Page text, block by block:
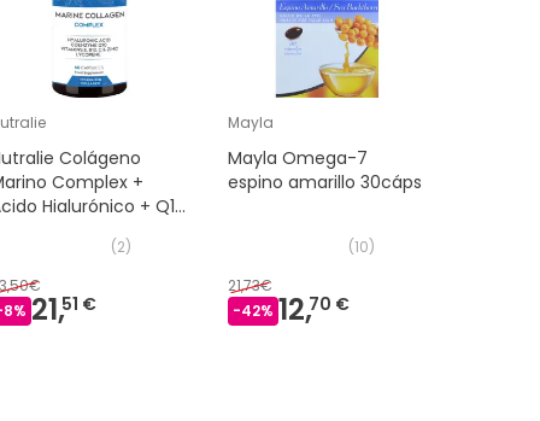
Colágeno
Complex +
Hialurónico + Q10
(2)
8% 21,51 €
Mayla
Mayla Omega-7
espino amarillo 30cáps
(10)
21,73€
-42% 12,70 €